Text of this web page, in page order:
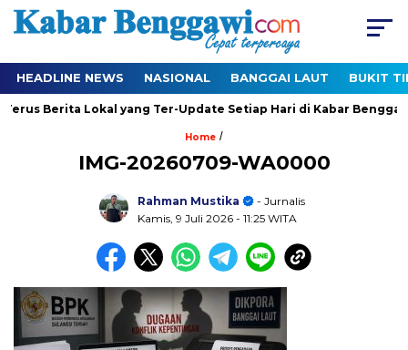
HEADLINE NEWS NASIONAL BANGGAI LAUT BUKIT
Berita Lokal yang Ter-Update Setiap Hari di Kabar Benggawi
Home /
IMG-20260709-WA0000
Rahman Mustika
- Jurnalis
Kamis, 9 Juli 2026 - 11:25 WITA